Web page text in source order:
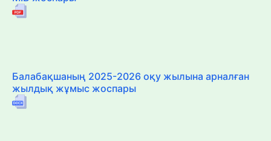
Балабақшаның 2025-2026 оқу жылына арналған
жылдық жұмыс жоспары